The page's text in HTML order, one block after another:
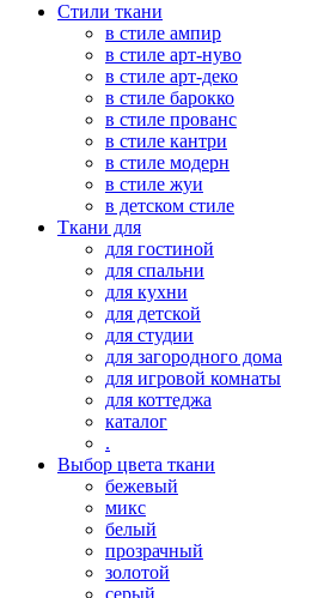
Стили ткани
в стиле ампир
в стиле арт-нуво
в стиле арт-деко
в стиле барокко
в стиле прованс
в стиле кантри
в стиле модерн
в стиле жуи
в детском стиле
Ткани для
для гостиной
для спальни
для кухни
для детской
для студии
для загородного дома
для игровой комнаты
для коттеджа
каталог
.
Выбор цвета ткани
бежевый
микс
белый
прозрачный
золотой
серый